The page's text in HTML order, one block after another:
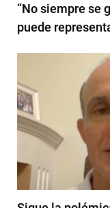
“No siempre se
puede